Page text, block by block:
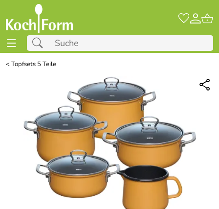
<Topfsets 5 Teile